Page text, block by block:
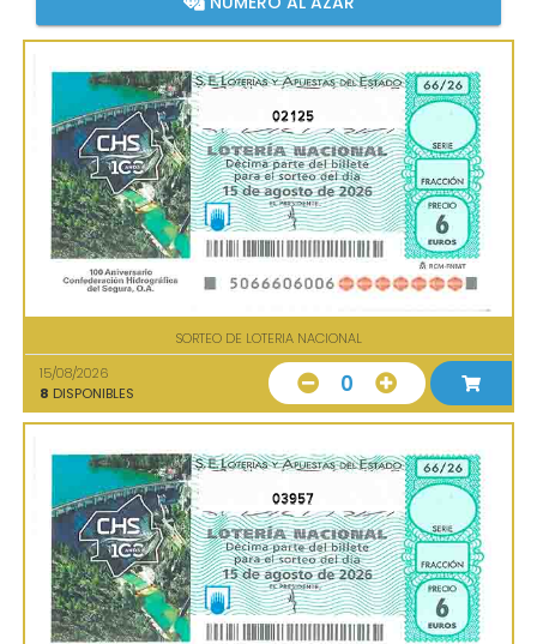
02125
SORTEO DE LOTERIA NACIONAL
15/08/2026
8 DISPONIBLES 0
03957